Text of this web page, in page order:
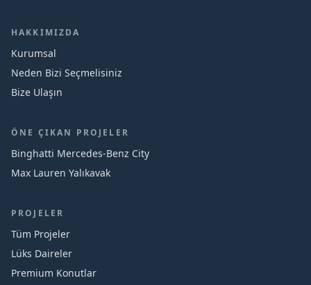
HAKKIMIZDA
Kurumsal
Neden Bizi Seçmelisiniz
Bize Ulaşın
ÖNE ÇIKAN PROJELER
Binghatti Mercedes‑Benz City
Max Lauren Yalıkavak
PROJELER
Tüm Projeler
Lüks Daireler
Premium Konutlar